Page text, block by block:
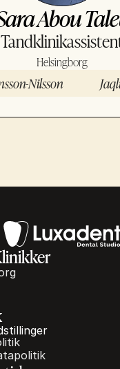
Abou
Helsingborg
Nilsson